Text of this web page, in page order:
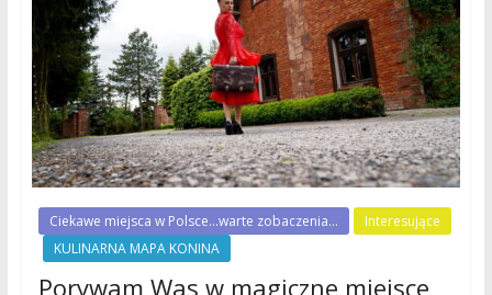
Ciekawe miejsca w Polsce...warte zobaczenia...
Interesujące
KULINARNA MAPA KONINA
Porywam Was w magiczne miejsce,